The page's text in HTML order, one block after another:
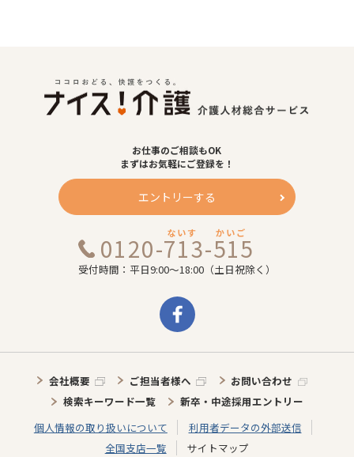
お仕事のご相談もOK
まずはお気軽にご登録を！
エントリーする
0120-713-515
ないす かいご
受付時間：平日9:00～18:00（土日祝除く）
会社概要 ご担当者様へ
お問い合わせ
検索キーワード一覧
新卒・中途採用エントリー
個人情報の取り扱いについて
利用者データの外部送信
全国支店一覧
サイトマップ